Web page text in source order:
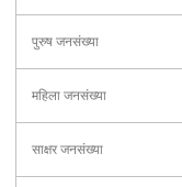
पुरुष जनसंख्या
महिला जनसंख्या
साक्षर जनसंख्या